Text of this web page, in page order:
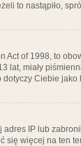
to nastąpiło,
Act of 1998, to
lat, miały
Ciebie
adres IP lub
się więcej na ten